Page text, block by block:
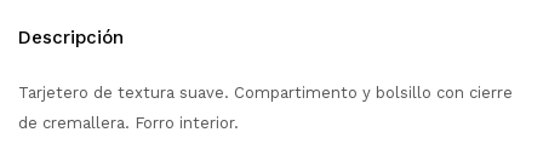
Descripción
Tarjetero de textura suave. Compartimento y bolsillo con cierre
de cremallera. Forro interior.